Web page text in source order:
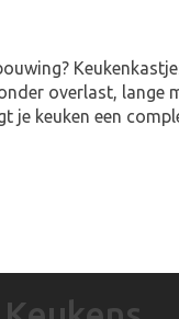
overlast, lange
je keuken een